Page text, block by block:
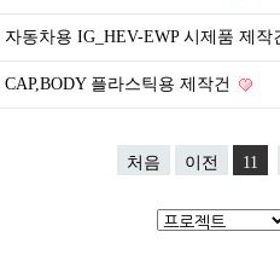
자동차용 IG_HEV-EWP 시제품 제
CAP,BODY 플라스틱용 제작건
처음 이전 11